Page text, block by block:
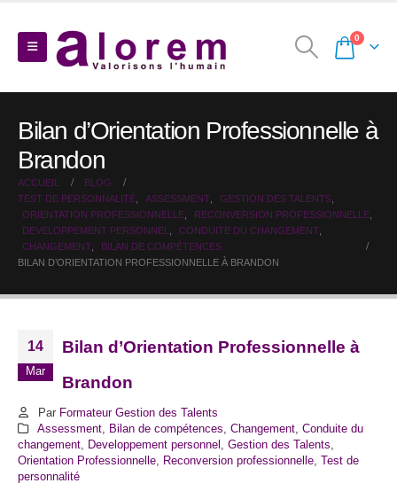
0
Bilan d’Orientation Professionnelle à
Brandon
ACCUEIL
BLOG
TEST DE PERSONNALITÉ
ASSESSMENT GESTION DES TALENTS
ORIENTATION PROFESSIONNELLE
RECONVERSION PROFESSIONNELLE
DEVELOPPEMENT PERSONNEL
CONDUITE DU CHANGEMENT
CHANGEMENT
BILAN DE COMPÉTENCES
BILAN D’ORIENTATION PROFESSIONNELLE À BRANDON
14
Mar
Bilan d’Orientation Professionnelle à
Brandon
Par Formateur Gestion des Talents
Assessment, Bilan de compétences Changement, Conduite du
changement
Developpement personnel Gestion des Talents
Orientation Professionnelle
Reconversion professionnelle Test de
personnalité